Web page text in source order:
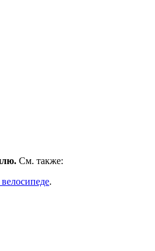
См. также:
.